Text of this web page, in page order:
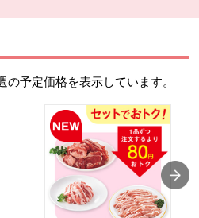
予定価格を表示しています。